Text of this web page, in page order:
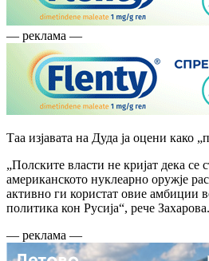
— реклама —
Таа изјавата на Дуда ја оцени како
„Полските власти не кријат дека се
американското нуклеарно оружје
активно ги користат овие амбиции
политика кон Русија“, рече Захарова.
— реклама —